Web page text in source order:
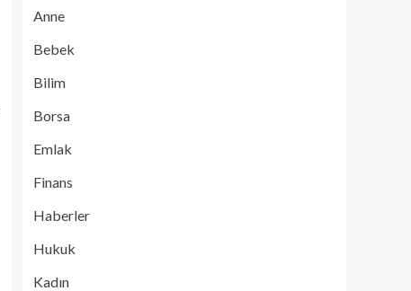
Anne
Bebek
Bilim
Borsa
Emlak
Finans
Haberler
Hukuk
Kadın